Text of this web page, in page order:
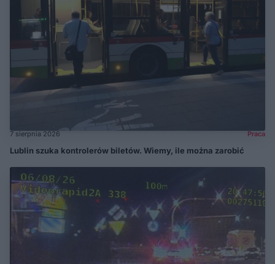
7 sierpnia 2026 Praca
Lublin szuka kontrolerów biletów. Wiemy, ile można zarobić